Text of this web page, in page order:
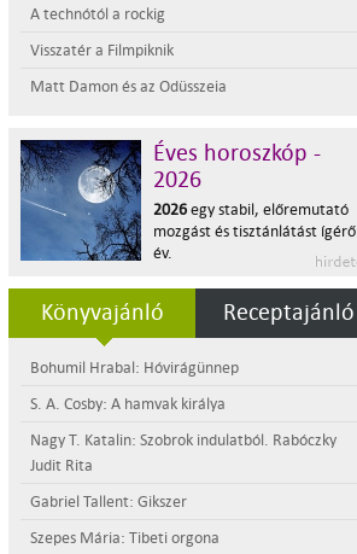
A technótól a rockig
Visszatér a Filmpiknik
Matt Damon és az Odüsszeia
Éves horoszkóp -
2026
2026 egy stabil, előremutató
mozgást és tisztánlátást ígérő
év.
Könyvajánló Receptajánló
Bohumil Hrabal: Hóvirágünnep
S. A. Cosby: A hamvak királya
Nagy T. Katalin: Szobrok indulatból. Rabóczky
Judit Rita
Gabriel Tallent: Gikszer
Szepes Mária: Tibeti orgona